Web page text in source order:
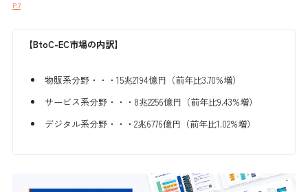
P.7
【BtoC-EC市場の内訳】
物販系分野・・・15兆2194億円（前年比3.70%増）
サービス系分野・・・8兆2256億円（前年比9.43%増）
デジタル系分野・・・2兆6776億円（前年比1.02%増）